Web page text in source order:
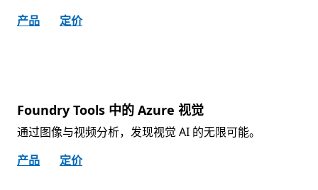
产品
定价
Foundry Tools 中的 Azure 视觉
通过图像与视频分析，发现视觉 AI 的无限可能。
产品
定价